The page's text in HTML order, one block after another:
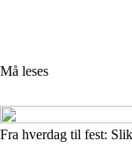
Må leses
Fra hverdag til fest: